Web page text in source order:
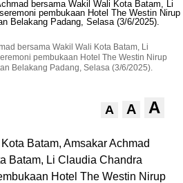
bersama Wakil Wali Kota Batam, Li
pembukaan Hotel The Westin Nirup
Belakang Padang, Selasa (3/6/2025).
A A A
Batam, Amsakar Achmad
Batam, Li Claudia Chandra
Hotel The Westin Nirup